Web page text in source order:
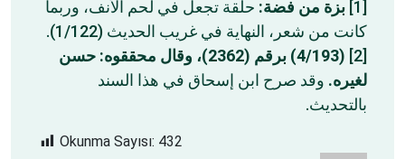
[1] بزة من فضة: حلقة تجعل في لحم الأنف، وربما
كانت من شعر، النهاية في غريب الحديث (1/122).
[2]
(4/193) برقم (2362)، وقال محققوه: حسن
لغيره. وقد صرح ابن إسحاق في هذا السند
بالتحديث.
Okunma Sayısı: 432